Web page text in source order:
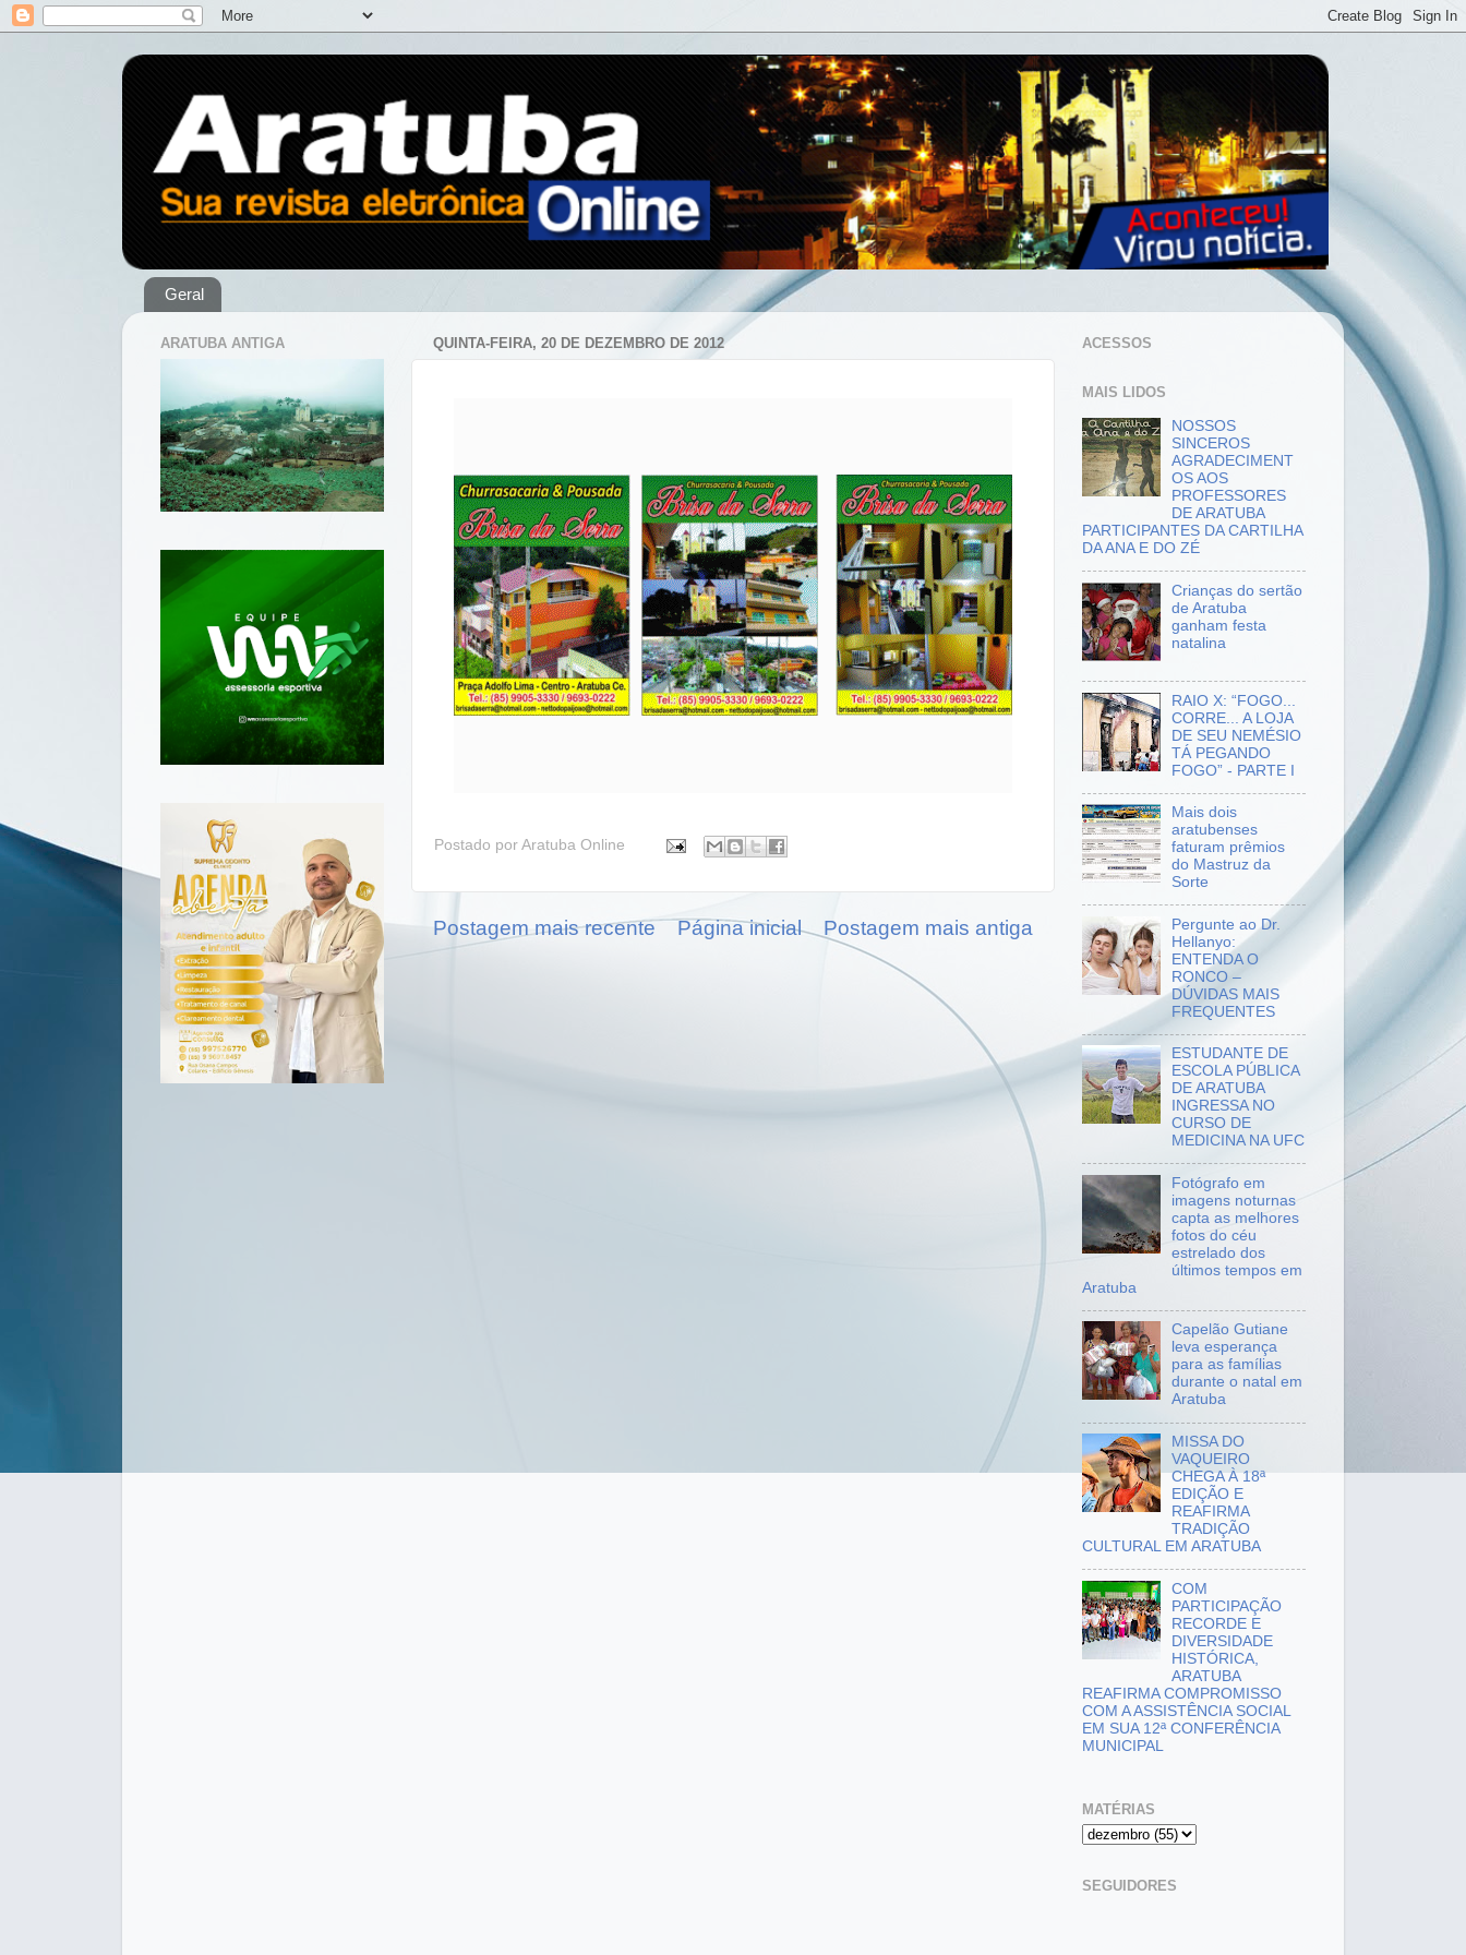
Geral
QUINTA-FEIRA, 20 DE DEZEMBRO DE 2012
Postado por Aratuba Online
Postagem mais recente Postagem mais antiga
Página inicial
ARATUBA ANTIGA ACESSOS
MAIS LIDOS
NOSSOS
SINCEROS
AGRADECIMENT
OS AOS
PROFESSORES
DE ARATUBA
PARTICIPANTES DA CARTILHA
DA ANA E DO ZÉ
Crianças do sertão
de Aratuba
ganham festa
natalina
RAIO X: “FOGO...
CORRE... A LOJA
DE SEU NEMÉSIO
TÁ PEGANDO
FOGO” - PARTE I
Mais dois
aratubenses
faturam prêmios
do Mastruz da
Sorte
Pergunte ao Dr.
Hellanyo:
ENTENDA O
RONCO –
DÚVIDAS MAIS
FREQUENTES
ESTUDANTE DE
ESCOLA PÚBLICA
DE ARATUBA
INGRESSA NO
CURSO DE
MEDICINA NA UFC
Fotógrafo em
imagens noturnas
capta as melhores
fotos do céu
estrelado dos
últimos tempos em
Aratuba
Capelão Gutiane
leva esperança
para as famílias
durante o natal em
Aratuba
MISSA DO
VAQUEIRO
CHEGA À 18ª
EDIÇÃO E
REAFIRMA
TRADIÇÃO
CULTURAL EM ARATUBA
COM
PARTICIPAÇÃO
RECORDE E
DIVERSIDADE
HISTÓRICA,
ARATUBA
REAFIRMA COMPROMISSO
COM A ASSISTÊNCIA SOCIAL
EM SUA 12ª CONFERÊNCIA
MUNICIPAL
MATÉRIAS
SEGUIDORES